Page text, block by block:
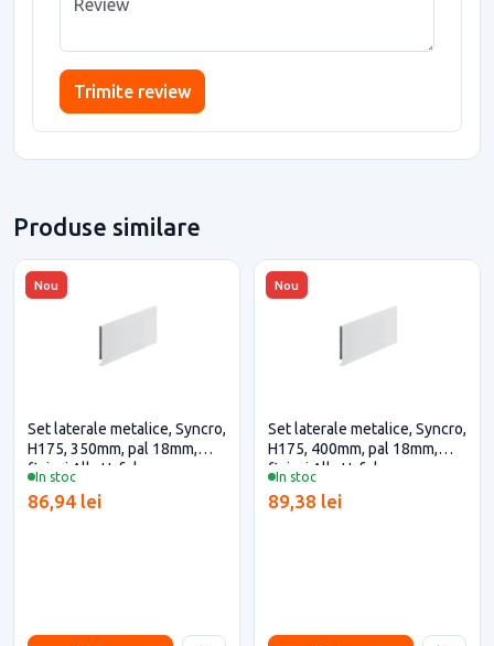
Trimite review
Produse similare
Nou
In stoc
Set laterale metalice, Syncro,
H175, 350mm, pal 18mm,
finisaj Alb, Hafele
86,94 lei
Nou
In stoc
Set laterale metalice, Syncro,
H175, 400mm, pal 18mm,
finisaj Alb, Hafele
89,38 lei